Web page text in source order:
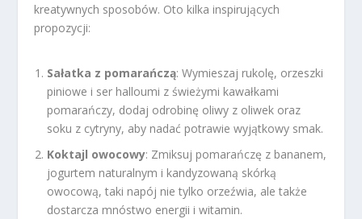
kreatywnych sposobów. Oto kilka inspirujących
propozycji:
Sałatka z pomarańczą: Wymieszaj rukolę, orzeszki
piniowe i ser halloumi z świeżymi kawałkami
pomarańczy, dodaj odrobinę oliwy z oliwek oraz
soku z cytryny, aby nadać potrawie wyjątkowy smak.
Koktajl owocowy: Zmiksuj pomarańczę z bananem,
jogurtem naturalnym i kandyzowaną skórką
owocową, taki napój nie tylko orzeźwia, ale także
dostarcza mnóstwo energii i witamin.